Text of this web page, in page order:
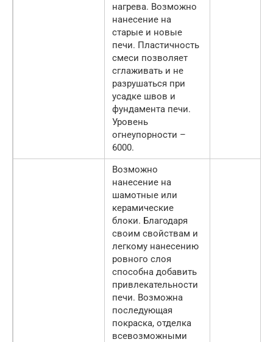
нагрева. Возможно
нанесение на
старые и новые
печи. Пластичность
смеси позволяет
сглаживать и не
разрушаться при
усадке швов и
фундамента печи.
Уровень
огнеупорности –
6000.
Возможно
нанесение на
шамотные или
керамические
блоки. Благодаря
своим свойствам и
легкому нанесению
ровного слоя
способна добавить
привлекательности
печи. Возможна
последующая
покраска, отделка
всевозможными